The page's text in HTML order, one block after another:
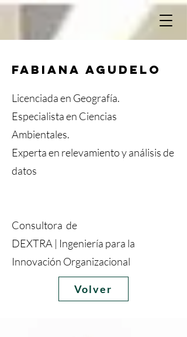
FABIANA AGUDELO
Licenciada en Geografía.
Especialista en Ciencias
Ambientales.
Experta en relevamiento y análisis de
datos
Consultora de
DEXTRA | Ingeniería para la
Innovación Organizacional
Volver